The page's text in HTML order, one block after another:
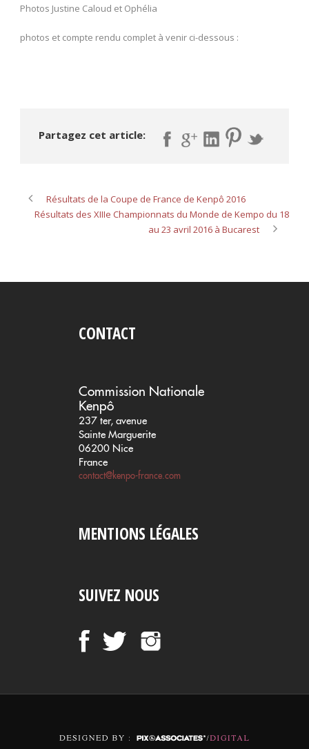
Photos Justine Caloud et Ophélia
photos et compte rendu complet à venir ci-dessous :
Partagez cet article:
Résultats de la Coupe de France de Kenpô 2016
Résultats des XIIIe Championnats du Monde de Kempo du 18
au 23 avril 2016 à Bucarest
CONTACT
Commission Nationale
Kenpô
237 ter, avenue
Sainte Marguerite
06200 Nice
France
contact@kenpo-france.com
MENTIONS LÉGALES
SUIVEZ NOUS